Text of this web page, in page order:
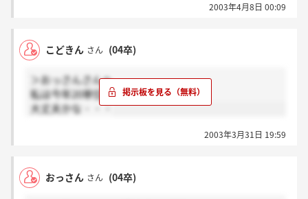
位数は140を越えています。……ただほとんど点数が
2003年4月8日 00:09
こどきん さん (04卒)
＞おっさんさんへ
私は今年20単位も残しています・・・
大丈夫かな・・・
2003年3月31日 19:59
おっさん さん (04卒)